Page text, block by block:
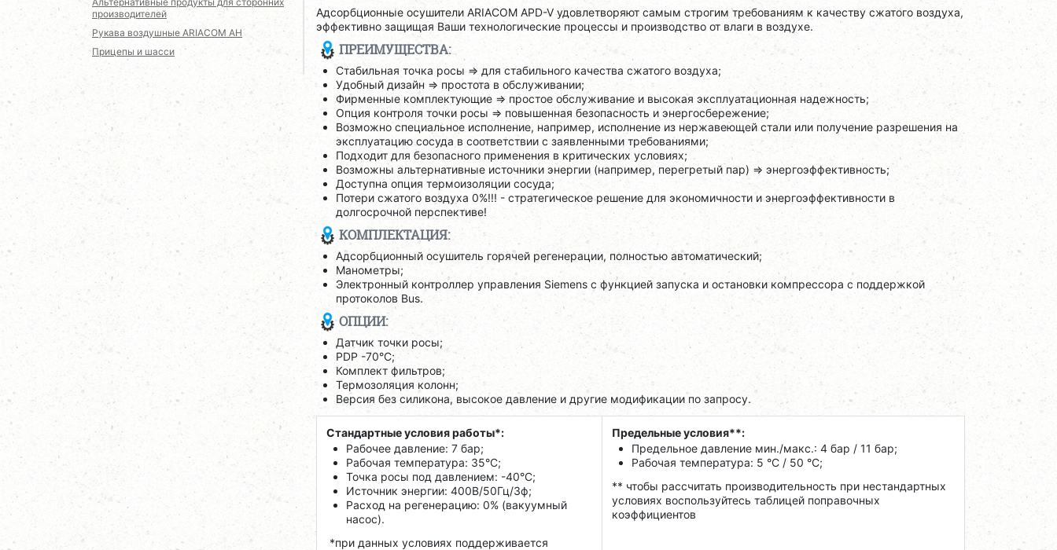
производителей
Рукава воздушные ARIACOM AH
Прицепы и шасси
Адсорбционные осушители ARIACOM APD-V удовлетворяют самым строгим требованиям к качеству сжатого воздуха,
эффективно защищая Ваши технологические процессы и производство от влаги в воздухе.
ПРЕИМУЩЕСТВА:
Стабильная точка росы => для стабильного качества сжатого воздуха;
Удобный дизайн => простота в обслуживании;
Фирменные комплектующие => простое обслуживание и высокая эксплуатационная надежность;
Опция контроля точки росы => повышенная безопасность и энергосбережение;
Возможно специальное исполнение, например, исполнение из нержавеющей стали или получение разрешения на
эксплуатацию сосуда в соответствии с заявленными требованиями;
Подходит для безопасного применения в критических условиях;
Возможны альтернативные источники энергии (например, перегретый пар) => энергоэффективность;
Доступна опция термоизоляции сосуда;
Потери сжатого воздуха 0%!!! - стратегическое решение для экономичности и энергоэффективности в
долгосрочной перспективе!
КОМПЛЕКТАЦИЯ:
Адсорбционный осушитель горячей регенерации, полностью автоматический;
Манометры;
Электронный контроллер управления Siemens с функцией запуска и остановки компрессора c поддержкой
протоколов Bus.
ОПЦИИ:
Датчик точки росы;
PDP -70°C;
Комплект фильтров;
Термозоляция колонн;
Версия без силикона, высокое давление и другие модификации по запросу.
Стандартные условия работы*:
Рабочее давление: 7 бар;
Рабочая температура: 35°C;
Точка росы под давлением: -40°C;
Источник энергии: 400В/50Гц/3ф;
Расход на регенерацию: 0% (вакуумный
насос).
*при данных условиях поддерживается
Предельные условия**:
Предельное давление мин./макс.: 4 бар / 11 бар;
Рабочая температура: 5 °C / 50 °C;
** чтобы рассчитать производительность при нестандартных
условиях воспользуйтесь таблицей поправочных
коэффициентов